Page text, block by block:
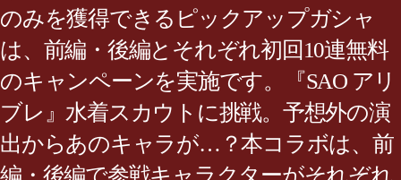
のみを獲得できるピックアップガシャ
は、前編・後編とそれぞれ初回10連無料
のキャンペーンを実施です。『SAO アリ
ブレ』水着スカウトに挑戦。予想外の演
出からあのキャラが…？本コラボは、前
編・後編で参戦キャラクターがそれぞれ